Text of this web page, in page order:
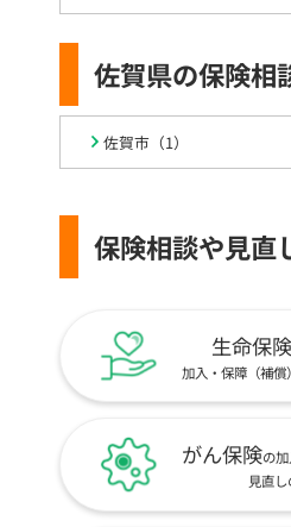
佐賀県の保険相
佐賀市（1）
保険相談や見直
生命保
加入・保障（補
がん保険の
見直